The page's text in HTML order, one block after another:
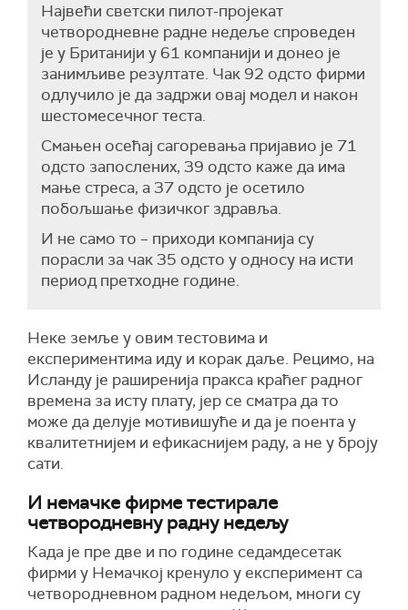
Највећи светски пилот-пројекат
четвородневне радне недеље спроведен
је у Британији у 61 компанији и донео је
занимљиве резултате. Чак 92 одсто фирми
одлучило је да задржи овај модел и након
шестомесечног теста.
Смањен осећај сагоревања пријавио је 71
одсто запослених, 39 одсто каже да има
мање стреса, а 37 одсто је осетило
побољшање физичког здравља.
И не само то – приходи компанија су
порасли за чак 35 одсто у односу на исти
период претходне године.
Неке земље у овим тестовима и
експериментима иду и корак даље. Рецимо, на
Исланду је раширенија пракса краћег радног
времена за исту плату, јер се сматра да то
може да делује мотивишуће и да је поента у
квалитетнијем и ефикаснијем раду, а не у броју
сати.
И немачке фирме тестирале
четвородневну радну недељу
Када је пре две и по године седамдесетак
фирми у Немачкој кренуло у експеримент са
четвородневном радном недељом, многи су